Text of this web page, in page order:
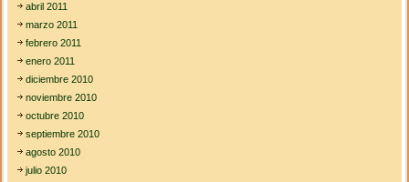
abril 2011
marzo 2011
febrero 2011
enero 2011
diciembre 2010
noviembre 2010
octubre 2010
septiembre 2010
agosto 2010
julio 2010